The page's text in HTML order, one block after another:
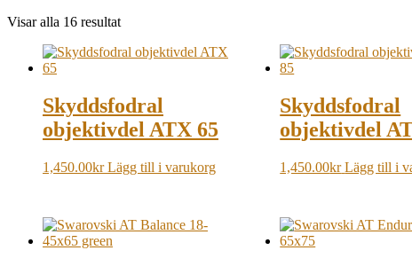
Visar alla 16 resultat
Skyddsfodral
objektivdel ATX 65
1,450.00kr Lägg till i varukorg
Skyddsfodral
objektivdel
1,450.00kr Lägg till i